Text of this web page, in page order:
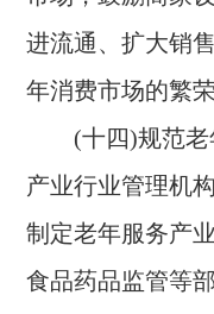
进流通、扩大销
年消费市场的繁荣
(十四)规范老
产业行业管理机
制定老年服务产
食品药品监管等